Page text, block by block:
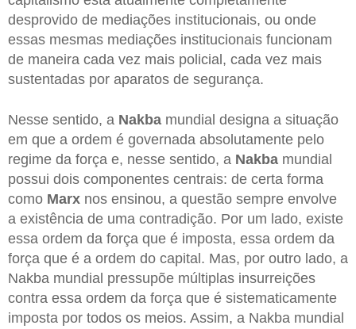
desprovido de mediações institucionais, ou onde
essas mesmas mediações institucionais funcionam
de maneira cada vez mais policial, cada vez mais
sustentadas por aparatos de segurança.
Nesse sentido, a Nakba mundial designa a situação
em que a ordem é governada absolutamente pelo
regime da força e, nesse sentido, a Nakba mundial
possui dois componentes centrais: de certa forma
como Marx nos ensinou, a questão sempre envolve
a existência de uma contradição. Por um lado, existe
essa ordem da força que é imposta, essa ordem da
força que é a ordem do capital. Mas, por outro lado, a
Nakba mundial pressupõe múltiplas insurreições
contra essa ordem da força que é sistematicamente
imposta por todos os meios. Assim, a Nakba mundial